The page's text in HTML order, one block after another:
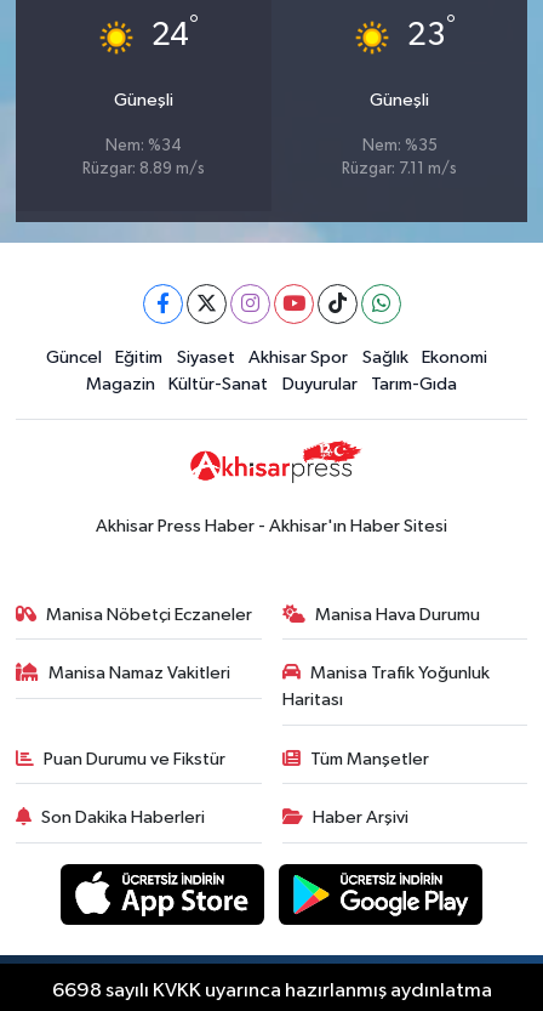
24°
Güneşli
Nem: %34
Rüzgar: 8.89 m/s
23°
Güneşli
Nem: %35
Rüzgar: 7.11 m/s
Güncel Eğitim Siyaset Akhisar Spor Sağlık
Ekonomi
Magazin
Kültür-Sanat Duyurular Tarım-Gıda
Akhisar Press Haber - Akhisar'ın Haber Sitesi
Manisa Nöbetçi Eczaneler Manisa Hava Durumu
Manisa Namaz Vakitleri
Manisa Trafik Yoğunluk
Haritası
Puan Durumu ve Fikstür Tüm Manşetler
Son Dakika Haberleri Haber Arşivi
RSS
Copyright © Akhisar Press Haber 2012-2026 Her
6698 sayılı KVKK uyarınca hazırlanmış aydınlatma